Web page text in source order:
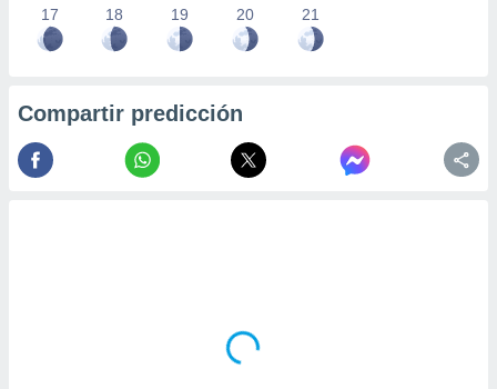
17 18 19 20 21
Compartir predicción